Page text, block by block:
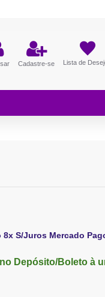
Cadastre-se Lista de
8x S/Juros Mercado
no Depósito/Boleto à